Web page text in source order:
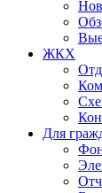
ЖКХ
Для